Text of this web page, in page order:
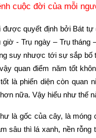
cuộc đời của mỗi
quyết định bởi Bát
giờ - Trụ ngày – Trụ
suy nhược tới sự sắp
quan điểm năm tốt
là phiến diện còn quan
nữa. Vậy hiểu như thế
là gốc của cây, là móng
sâu thì lá xanh, nền